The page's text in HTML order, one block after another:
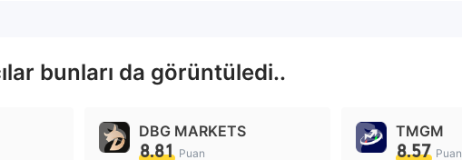
bunları da görüntüledi..
DBG MARKETS
8.81 Puan
TMGM
8.57 Puan